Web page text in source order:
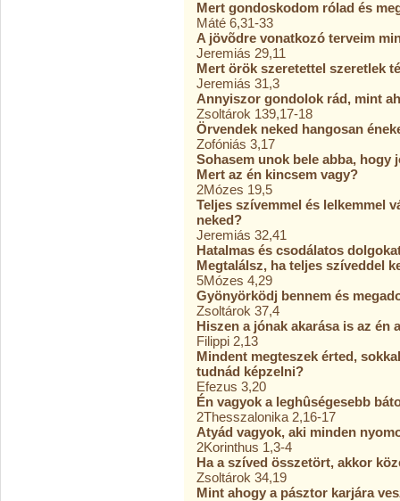
Mert gondoskodom rólad és
Máté 6,31-33
A jövõdre vonatkozó terveim
Jeremiás 29,11
Mert örök szeretettel szeretlek
Jeremiás 31,3
Annyiszor gondolok rád, mint
Zsoltárok 139,17-18
Örvendek neked hangosan
Zofóniás 3,17
Sohasem unok bele abba, hogy
Mert az én kincsem vagy?
2Mózes 19,5
Teljes szívemmel és lelkemmel
neked?
Jeremiás 32,41
Hatalmas és csodálatos
Megtalálsz, ha teljes szíveddel
5Mózes 4,29
Gyönyörködj bennem és
Zsoltárok 37,4
Hiszen a jónak akarása is az én
Filippi 2,13
Mindent megteszek érted,
tudnád képzelni?
Efezus 3,20
Én vagyok a leghûségesebb
2Thesszalonika 2,16-17
Atyád vagyok, aki minden
2Korinthus 1,3-4
Ha a szíved összetört, akkor
Zsoltárok 34,19
Mint ahogy a pásztor karjára